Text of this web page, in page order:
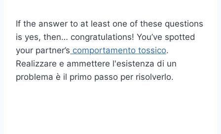
If the answer to at least one of these questions
is yes, then… congratulations! You’ve spotted
your partner’s comportamento tossico.
Realizzare e ammettere l'esistenza di un
problema è il primo passo per risolverlo.